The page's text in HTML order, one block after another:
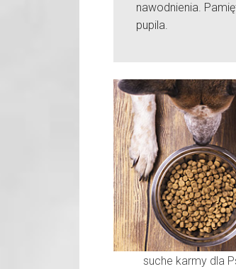
nawodnienia.
pupila.
suche karmy dla